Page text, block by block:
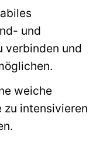
und
verbinden und
weiche
zu intensivieren